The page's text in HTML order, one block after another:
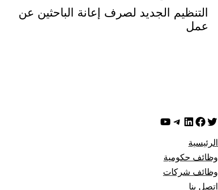
التنظيم الجديد لصرف إعانة الباحثين عن
عمل
تويترفيسبوك
لينكد إن تيليجرام
يوتيوب
الرئيسية
وظائف حكومية
وظائف شركات
اتصل بنا